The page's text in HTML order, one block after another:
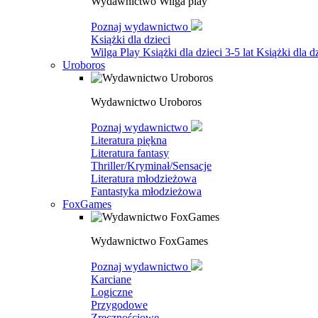
Poznaj wydawnictwo
Książki dla dzieci
Wilga Play Książki dla dzieci 3-5 lat Książki dla
Uroboros
Wydawnictwo Uroboros
Poznaj wydawnictwo
Literatura piękna
Literatura fantasy
Thriller/Kryminał/Sensacje
Literatura młodzieżowa
Fantastyka młodzieżowa
FoxGames
Wydawnictwo FoxGames
Poznaj wydawnictwo
Karciane
Logiczne
Przygodowe